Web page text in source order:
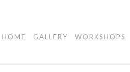
HOME GALLERY WORKSHOPS